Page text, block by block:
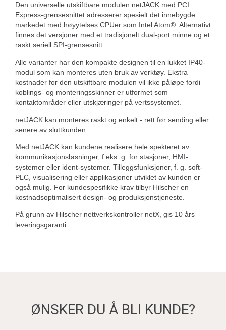
Den universelle utskiftbare modulen netJACK med PCI
Express-grensesnittet adresserer spesielt det innebygde
markedet med høyytelses CPUer som Intel Atom®. Alternativt
finnes det versjoner med et tradisjonelt dual-port minne og et
raskt seriell SPI-grensesnitt.
Alle varianter har den kompakte designen til en lukket IP40-
modul som kan monteres uten bruk av verktøy. Ekstra
kostnader for den utskiftbare modulen vil ikke påløpe fordi
koblings- og monteringsskinner er utformet som
kontaktområder eller utskjæringer på vertssystemet.
netJACK kan monteres raskt og enkelt - rett før sending eller
senere av sluttkunden.
Med netJACK kan kundene realisere hele spekteret av
kommunikasjonsløsninger, f.eks. g. for stasjoner, HMI-
systemer eller ident-systemer. Tilleggsfunksjoner, f. g. soft-
PLC, visualisering eller applikasjoner utviklet av kunden er
også mulig. For kundespesifikke krav tilbyr Hilscher en
kostnadsoptimalisert design- og produksjonstjeneste.
På grunn av Hilscher nettverkskontroller netX, gis 10 års
leveringsgaranti.
ØNSKER DU Å BLI KUNDE?